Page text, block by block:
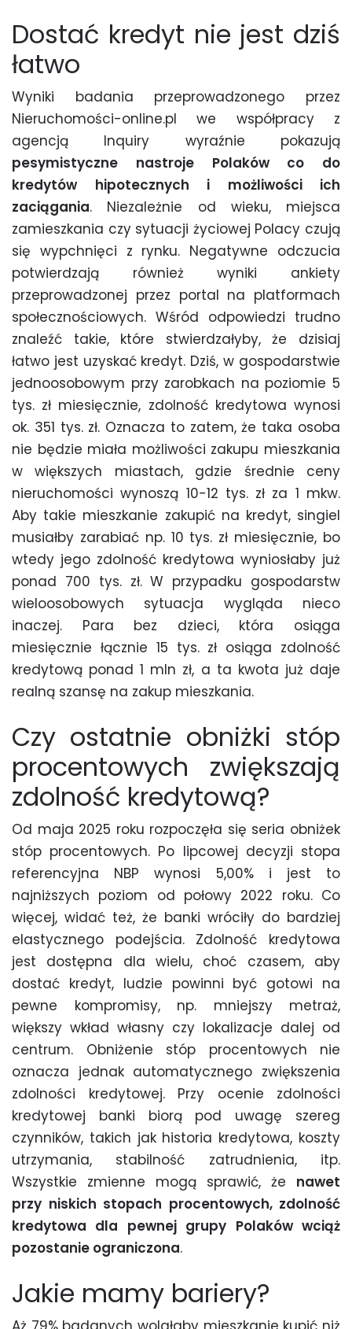
Dostać kredyt nie jest dziś
łatwo
Wyniki badania przeprowadzonego przez
Nieruchomości-online.pl we współpracy z
agencją Inquiry wyraźnie pokazują
pesymistyczne nastroje Polaków co do
kredytów hipotecznych i możliwości ich
zaciągania. Niezależnie od wieku, miejsca
zamieszkania czy sytuacji życiowej Polacy czują
się wypchnięci z rynku. Negatywne odczucia
potwierdzają również wyniki ankiety
przeprowadzonej przez portal na platformach
społecznościowych. Wśród odpowiedzi trudno
znaleźć takie, które stwierdzałyby, że dzisiaj
łatwo jest uzyskać kredyt. Dziś, w gospodarstwie
jednoosobowym przy zarobkach na poziomie 5
tys. zł miesięcznie, zdolność kredytowa wynosi
ok. 351 tys. zł. Oznacza to zatem, że taka osoba
nie będzie miała możliwości zakupu mieszkania
w większych miastach, gdzie średnie ceny
nieruchomości wynoszą 10-12 tys. zł za 1 mkw.
Aby takie mieszkanie zakupić na kredyt, singiel
musiałby zarabiać np. 10 tys. zł miesięcznie, bo
wtedy jego zdolność kredytowa wyniosłaby już
ponad 700 tys. zł. W przypadku gospodarstw
wieloosobowych sytuacja wygląda nieco
inaczej. Para bez dzieci, która osiąga
miesięcznie łącznie 15 tys. zł osiąga zdolność
kredytową ponad 1 mln zł, a ta kwota już daje
realną szansę na zakup mieszkania.
Czy ostatnie obniżki stóp
procentowych zwiększają
zdolność kredytową?
Od maja 2025 roku rozpoczęła się seria obniżek
stóp procentowych. Po lipcowej decyzji stopa
referencyjna NBP wynosi 5,00% i jest to
najniższych poziom od połowy 2022 roku. Co
więcej, widać też, że banki wróciły do bardziej
elastycznego podejścia. Zdolność kredytowa
jest dostępna dla wielu, choć czasem, aby
dostać kredyt, ludzie powinni być gotowi na
pewne kompromisy, np. mniejszy metraż,
większy wkład własny czy lokalizacje dalej od
centrum. Obniżenie stóp procentowych nie
oznacza jednak automatycznego zwiększenia
zdolności kredytowej. Przy ocenie zdolności
kredytowej banki biorą pod uwagę szereg
czynników, takich jak historia kredytowa, koszty
utrzymania, stabilność zatrudnienia, itp.
Wszystkie zmienne mogą sprawić, że nawet
przy niskich stopach procentowych, zdolność
kredytowa dla pewnej grupy Polaków wciąż
pozostanie ograniczona.
Jakie mamy bariery?